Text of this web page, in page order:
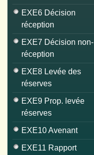
EXE6 Décision
réception
EXE7 Décision non-
réception
EXE8 Levée des
réserves
EXE9 Prop. levée
réserves
EXE10 Avenant
EXE11 Rapport